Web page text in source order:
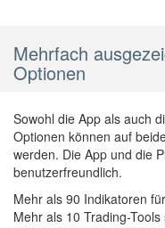
Mehrfach
Optionen
Sowohl die App als auch
Optionen können auf
werden. Die App und die
benutzerfreundlich.
Mehr als 90 Indikatoren
Mehr als 10 Trading-